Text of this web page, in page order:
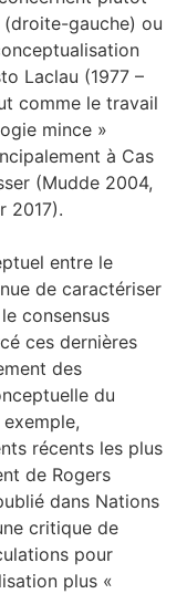
(droite-gauche) ou
Laclau (1977 –
comme le travail
mince »
à Cas
(Mudde 2004,
2017).
entre le
de caractériser
consensus
ces dernières
des
du
récents les plus
de Rogers
dans Nations
critique de
pour
plus «